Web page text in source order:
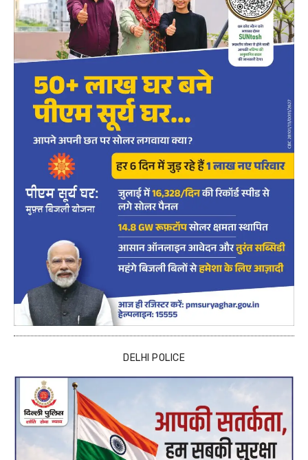
DELHI POLICE